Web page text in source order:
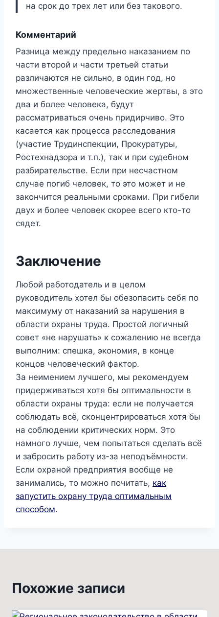
на срок до трех лет или без такового.
Комментарий
Разница между предельно наказанием по
части второй и части третьей статьи
различаются не сильно, в один год, но
множественные человеческие жертвы, а это
два и более человека, будут
рассматриваться очень придирчиво. Это
касается как процесса расследования
(участие Трудинспекции, Прокуратуры,
Ростехнадзора и т.п.), так и при судебном
разбирательстве. Если при несчастном
случае погиб человек, то это может и не
закончится реальными сроками. При гибели
двух и более человек скорее всего кто-то
сядет.
Заключение
Любой работодатель и в целом
руководитель хотел бы обезопасить себя по
максимуму от наказаний за нарушения в
области охраны труда. Простой логичный
совет «не нарушать» к сожалению не всегда
выполним: спешка, экономия, в конце
концов человеческий фактор.
За неимением лучшего, мы рекомендуем
придерживаться хотя бы оптимальности в
области охраны труда: если не получается
соблюдать всё, сконцентрироваться хотя бы
на соблюдении критических норм. Это
намного лучше, чем попытаться сделать всё
и забросить работу из-за неподъёмности.
Если охраной предприятия вообще не
занимались, то можно почитать, как
запустить охрану труда оптимальным
способом.
Похожие записи